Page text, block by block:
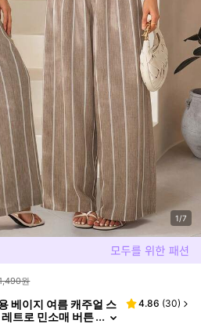
1/7
원
베이지 여름 캐주얼 스
트로 민소매 버튼
4.86 (30)